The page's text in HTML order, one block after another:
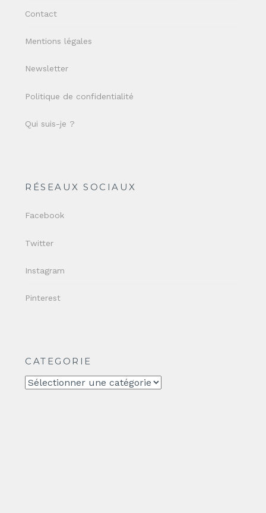
Contact
Mentions légales
Newsletter
Politique de confidentialité
Qui suis-je ?
RÉSEAUX SOCIAUX
Facebook
Twitter
Instagram
Pinterest
CATEGORIE
CATEGORIE